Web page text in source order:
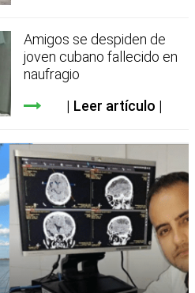
Amigos se despiden de
joven cubano fallecido en
naufragio
Leer artículo